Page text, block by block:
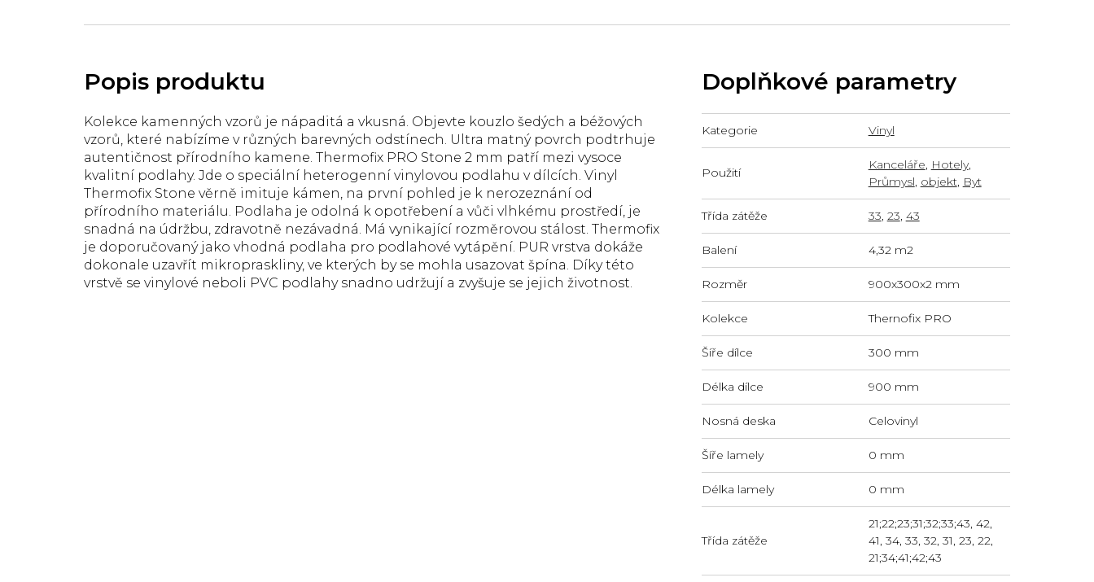
Kolekce kamenných vzorů je nápaditá a vkusná. Objevte kouzlo šedých a béžových
vzorů, které nabízíme v různých barevných odstínech. Ultra matný povrch podtrhuje
autentičnost přírodního kamene. Thermofix PRO Stone 2 mm patří mezi vysoce
kvalitní podlahy. Jde o speciální heterogenní vinylovou podlahu v dílcích. Vinyl
Thermofix Stone věrně imituje kámen, na první pohled je k nerozeznání od
přírodního materiálu. Podlaha je odolná k opotřebení a vůči vlhkému prostředí, je
snadná na údržbu, zdravotně nezávadná. Má vynikající rozměrovou stálost. Thermofix
je doporučovaný jako vhodná podlaha pro podlahové vytápění. PUR vrstva dokáže
dokonale uzavřít mikropraskliny, ve kterých by se mohla usazovat špína. Díky této
vrstvě se vinylové neboli PVC podlahy snadno udržují a zvyšuje se jejich životnost.
Doplňkové parametry
Kategorie Vinyl
Použití
Kanceláře, Hotely,
Průmysl, objekt, Byt
Třída zátěže 33, 23, 43
Balení 4,32 m2
Rozměr 900x300x2 mm
Kolekce Thernofix PRO
Šíře dílce 300 mm
Délka dílce 900 mm
Nosná deska Celovinyl
Šíře lamely 0 mm
Délka lamely 0 mm
Třída zátěže
21;22;23;31;32;33;43, 42,
41, 34, 33, 32, 31, 23, 22,
21;34;41;42;43